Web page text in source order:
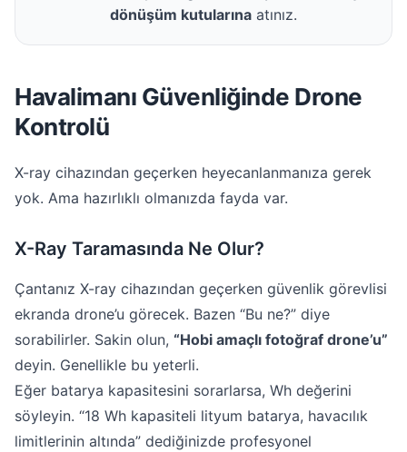
dönüşüm kutularına atınız.
Havalimanı Güvenliğinde Drone
Kontrolü
X-ray cihazından geçerken heyecanlanmanıza gerek
yok. Ama hazırlıklı olmanızda fayda var.
X-Ray Taramasında Ne Olur?
Çantanız X-ray cihazından geçerken güvenlik görevlisi
ekranda drone’u görecek. Bazen “Bu ne?” diye
sorabilirler. Sakin olun, “Hobi amaçlı fotoğraf drone’u”
deyin. Genellikle bu yeterli.
Eğer batarya kapasitesini sorarlarsa, Wh değerini
söyleyin. “18 Wh kapasiteli lityum batarya, havacılık
limitlerinin altında” dediğinizde profesyonel